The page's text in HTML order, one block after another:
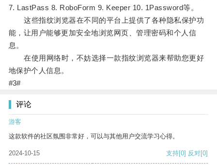
7. LastPass 8. RoboForm 9. Keeper 10. 1Password等。
这些指纹浏览器在不同的平台上提供了各种隐私保护功
能，让用户能够更加安全地浏览网页、管理密码和个人信
息。
在使用网络时，不妨选择一款指纹浏览器来帮助您更好
地保护个人信息。
#3#
评论
游客
这款软件的社区氛围非常好，可以与其他用户交流学习心得。
2024-10-15 支持[0] 反对[0]